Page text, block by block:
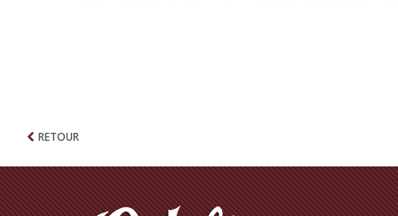
RETOUR